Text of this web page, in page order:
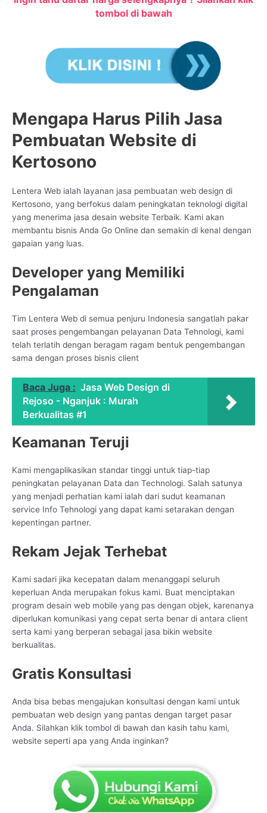
tombol di bawah
Mengapa Harus Pilih Jasa
Pembuatan Website di
Kertosono
Lentera Web ialah layanan jasa pembuatan web design di
Kertosono, yang berfokus dalam peningkatan teknologi digital
yang menerima jasa desain website Terbaik. Kami akan
membantu bisnis Anda Go Online dan semakin di kenal dengan
gapaian yang luas.
Developer yang Memiliki
Pengalaman
Tim Lentera Web di semua penjuru Indonesia sangatlah pakar
saat proses pengembangan pelayanan Data Tehnologi, kami
telah terlatih dengan beragam ragam bentuk pengembangan
sama dengan proses bisnis client
Baca Juga : Jasa Web Design di
Rejoso - Nganjuk : Murah
Berkualitas #1
Keamanan Teruji
Kami mengaplikasikan standar tinggi untuk tiap-tiap
peningkatan pelayanan Data dan Technologi. Salah satunya
yang menjadi perhatian kami ialah dari sudut keamanan
service Info Tehnologi yang dapat kami setarakan dengan
kepentingan partner.
Rekam Jejak Terhebat
Kami sadari jika kecepatan dalam menanggapi seluruh
keperluan Anda merupakan fokus kami. Buat menciptakan
program desain web mobile yang pas dengan objek, karenanya
diperlukan komunikasi yang cepat serta benar di antara client
serta kami yang berperan sebagai jasa bikin website
berkualitas.
Gratis Konsultasi
Anda bisa bebas mengajukan konsultasi dengan kami untuk
pembuatan web design yang pantas dengan target pasar
Anda. Silahkan klik tombol di bawah dan kasih tahu kami,
website seperti apa yang Anda inginkan?